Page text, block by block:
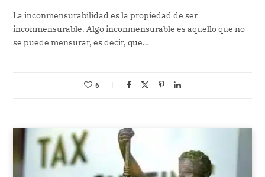
La inconmensurabilidad es la propiedad de ser
inconmensurable. Algo inconmensurable es aquello que no
se puede mensurar, es decir, que…
6